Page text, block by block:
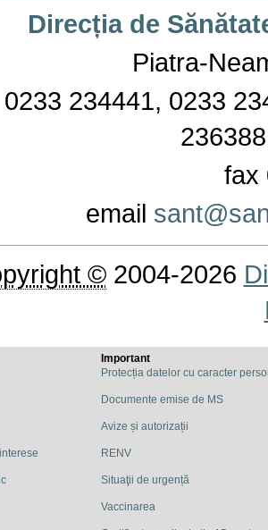
Direcția de
Piatra-
234441, 0233
fax
email
©2004-2026
Important
Protecția datelor cu caracter
Documente emise de MS
Avize și autorizații
RENV
Situaţii de urgență
Vaccinarea